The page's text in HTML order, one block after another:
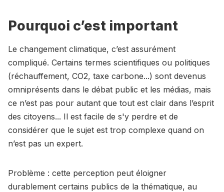
Pourquoi c’est important
Le changement climatique, c’est assurément
compliqué. Certains termes scientifiques ou politiques
(réchauffement, CO2, taxe carbone...) sont devenus
omniprésents dans le débat public et les médias, mais
ce n’est pas pour autant que tout est clair dans l’esprit
des citoyens... Il est facile de s'y perdre et de
considérer que le sujet est trop complexe quand on
n’est pas un expert.
Problème : cette perception peut éloigner
durablement certains publics de la thématique, au